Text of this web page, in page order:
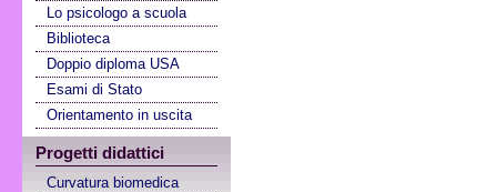
Lo psicologo a scuola
Biblioteca
Doppio diploma USA
Esami di Stato
Orientamento in uscita
Progetti didattici
Curvatura biomedica